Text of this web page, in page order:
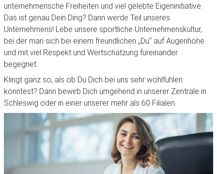
unternehmerische Freiheiten und viel gelebte Eigeninitiative.
Das ist genau Dein Ding? Dann werde Teil unseres
Unternehmens! Lebe unsere sportliche Unternehmenskultur,
bei der man sich bei einem freundlichen „Du“ auf Augenhöhe
und mit viel Respekt und Wertschätzung füreinander
begegnet.
Klingt ganz so, als ob Du Dich bei uns sehr wohlfühlen
könntest? Dann bewirb Dich umgehend in unserer Zentrale in
Schleswig oder in einer unserer mehr als 60 Filialen.